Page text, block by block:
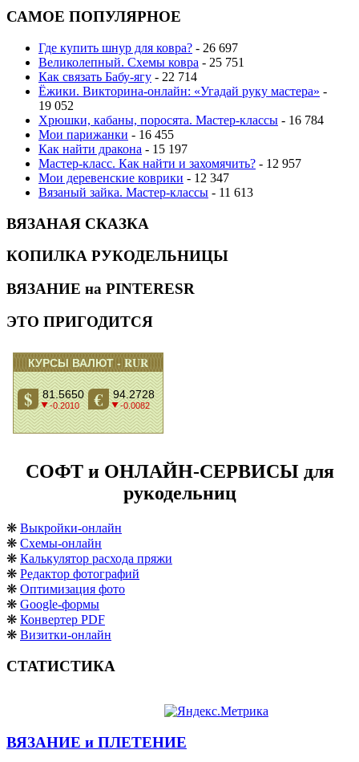
САМОЕ ПОПУЛЯРНОЕ
Где купить шнур для ковра? - 26 697
Великолепный. Схемы ковра - 25 751
Как связать Бабу-ягу - 22 714
Ёжики. Викторина-онлайн: «Угадай руку мастера» -
19 052
Хрюшки, кабаны, поросята. Мастер-классы - 16 784
Мои парижанки - 16 455
Как найти дракона - 15 197
Мастер-класс. Как найти и захомячить? - 12 957
Мои деревенские коврики - 12 347
Вязаный зайка. Мастер-классы - 11 613
ВЯЗАНАЯ СКАЗКА
КОПИЛКА РУКОДЕЛЬНИЦЫ
ВЯЗАНИЕ на PINTERESR
ЭТО ПРИГОДИТСЯ
СОФТ и ОНЛАЙН-СЕРВИСЫ для
рукодельниц
❋ Выкройки-онлайн
❋ Схемы-онлайн
❋ Калькулятор расхода пряжи
❋ Редактор фотографий
❋ Оптимизация фото
❋ Google-формы
❋ Конвертер PDF
❋ Визитки-онлайн
СТАТИСТИКА
ВЯЗАНИЕ и ПЛЕТЕНИЕ